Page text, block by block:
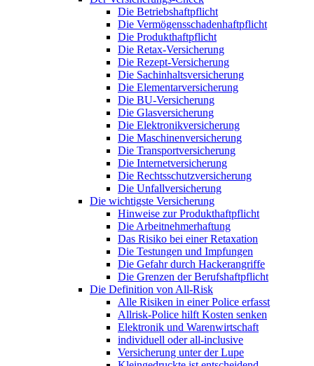
Die Betriebshaftpflicht
Die Vermögensschadenhaftpflicht
Die Produkthaftpflicht
Die Retax-Versicherung
Die Rezept-Versicherung
Die Sachinhaltsversicherung
Die Elementarversicherung
Die BU-Versicherung
Die Glasversicherung
Die Elektronikversicherung
Die Maschinenversicherung
Die Transportversicherung
Die Internetversicherung
Die Rechtsschutzversicherung
Die Unfallversicherung
Die wichtigste Versicherung
Hinweise zur Produkthaftpflicht
Die Arbeitnehmerhaftung
Das Risiko bei einer Retaxation
Die Testungen und Impfungen
Die Gefahr durch Hackerangriffe
Die Grenzen der Berufshaftpflicht
Die Definition von All-Risk
Alle Risiken in einer Police erfasst
Allrisk-Police hilft Kosten senken
Elektronik und Warenwirtschaft
individuell oder all-inclusive
Versicherung unter der Lupe